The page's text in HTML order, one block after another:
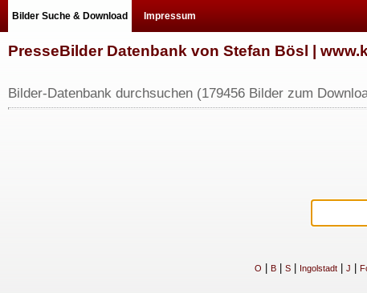
Bilder Suche & Download Impressum
PresseBilder Datenbank von Stefan Bösl |
Bilder-Datenbank durchsuchen (179456 Bilder zum
O B| S| Ingolstadt| J